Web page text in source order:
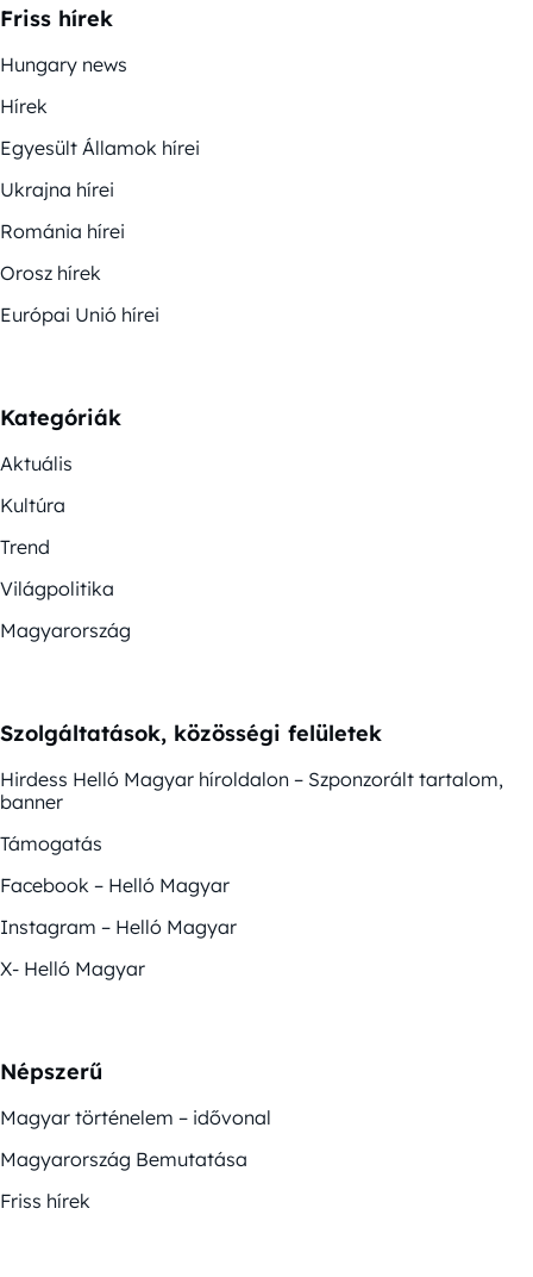
Friss hírek
Hungary news
Hírek
Egyesült Államok hírei
Ukrajna hírei
Románia hírei
Orosz hírek
Európai Unió hírei
Kategóriák
Aktuális
Kultúra
Trend
Világpolitika
Magyarország
Szolgáltatások, közösségi felületek
Hirdess Helló Magyar híroldalon – Szponzorált tartalom,
banner
Támogatás
Facebook – Helló Magyar
Instagram – Helló Magyar
X- Helló Magyar
Népszerű
Magyar történelem – idővonal
Magyarország Bemutatása
Friss hírek